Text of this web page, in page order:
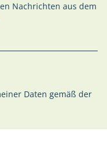
Nachrichten aus dem
Daten gemäß der